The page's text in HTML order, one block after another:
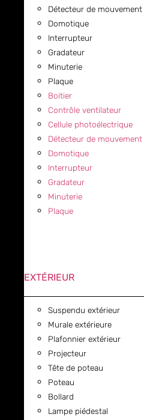
Détecteur de mouvement
Domotique
Interrupteur
Gradateur
Minuterie
Plaque
Boitier
Contrôle ventilateur
Cellule photoélectrique
Détecteur de mouvement
Domotique
Interrupteur
Gradateur
Minuterie
Plaque
EXTÉRIEUR
Suspendu extérieur
Murale extérieure
Plafonnier extérieur
Projecteur
Tête de poteau
Poteau
Bollard
Lampe piédestal